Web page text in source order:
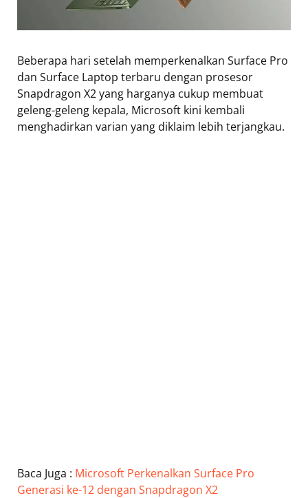
Beberapa hari setelah memperkenalkan Surface Pro
dan Surface Laptop terbaru dengan prosesor
Snapdragon X2 yang harganya cukup membuat
geleng-geleng kepala, Microsoft kini kembali
menghadirkan varian yang diklaim lebih terjangkau.
Baca Juga : Microsoft Perkenalkan Surface Pro
Generasi ke-12 dengan Snapdragon X2